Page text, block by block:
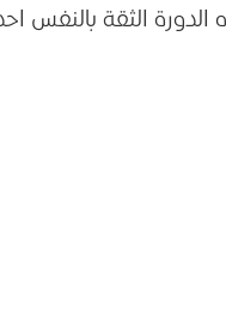
الثقة بالنفس